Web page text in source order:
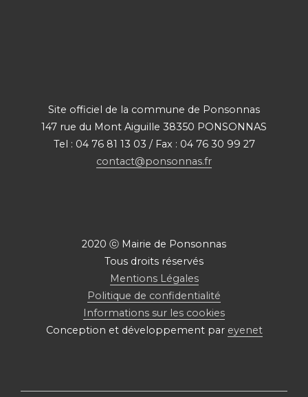
Site officiel de la commune de Ponsonnas
147 rue du Mont Aiguille 38350 PONSONNAS
Tel : 04 76 81 13 03 / Fax : 04 76 30 99 27
contact@ponsonnas.fr
2020 ⓒ Mairie de Ponsonnas
Tous droits réservés
Mentions Légales
Politique de confidentialité
Informations sur les cookies
Conception et développement par eyenet